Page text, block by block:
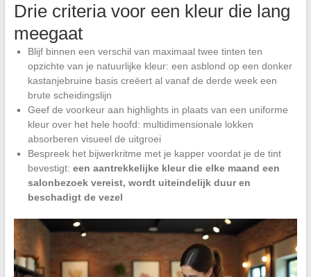
Drie criteria voor een kleur die lang
meegaat
Blijf binnen een verschil van maximaal twee tinten ten
opzichte van je natuurlijke kleur: een asblond op een donker
kastanjebruine basis creëert al vanaf de derde week een
brute scheidingslijn
Geef de voorkeur aan highlights in plaats van een uniforme
kleur over het hele hoofd: multidimensionale lokken
absorberen visueel de uitgroei
Bespreek het bijwerkritme met je kapper voordat je de tint
bevestigt: een aantrekkelijke kleur die elke maand een
salonbezoek vereist, wordt uiteindelijk duur en
beschadigt de vezel